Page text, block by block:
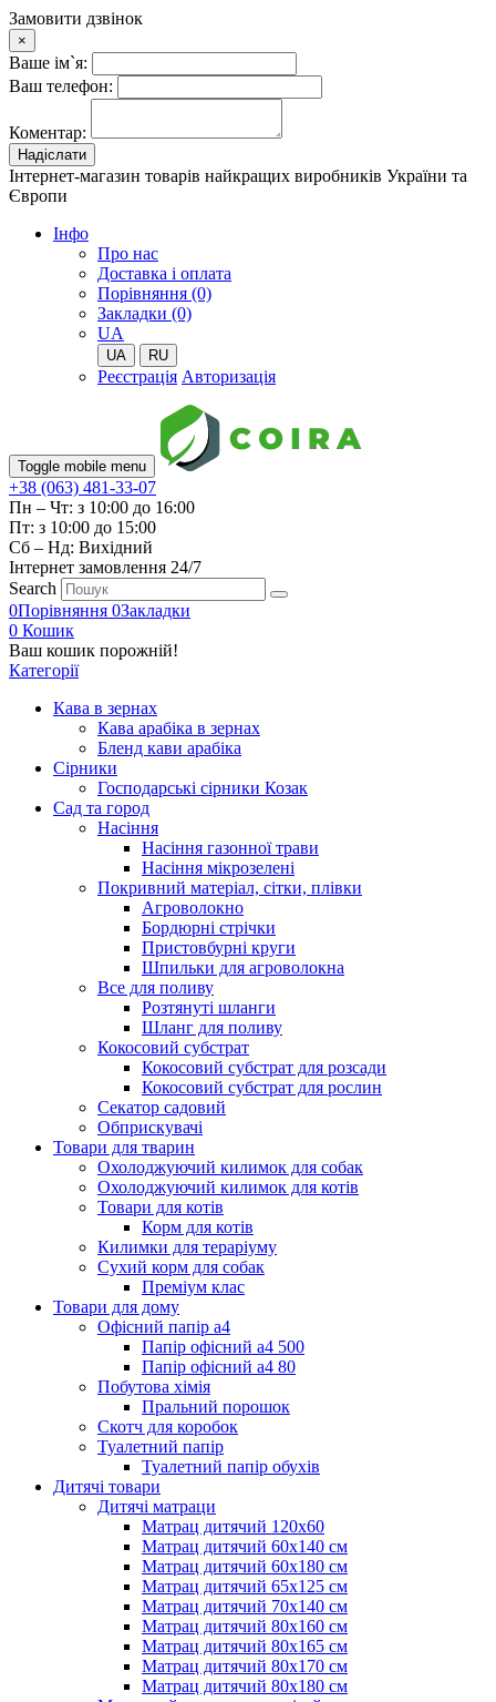
Замовити дзвінок
×
Ваше ім`я:
Ваш телефон:
Коментар:
Надіслати
Інтернет-магазин товарів найкращих виробників України та
Європи
Iнфо
Про нас
Доставка і оплата
Порівняння (0)
Закладки (0)
UA
UA RU
Реєстрація Авторизація
Toggle mobile menu
+38 (063) 481-33-07
Пн – Чт: з 10:00 до 16:00
Пт: з 10:00 до 15:00
Сб – Нд: Вихідний
Інтернет замовлення 24/7
Search
0Порівняння 0Закладки
0 Кошик
Ваш кошик порожній!
Категорії
Кава в зернах
Кава арабіка в зернах
Бленд кави арабіка
Сірники
Господарські сірники Козак
Сад та город
Насіння
Насіння газонної трави
Насіння мікрозелені
Покривний матеріал, сітки, плівки
Агроволокно
Бордюрні стрічки
Пристовбурні круги
Шпильки для агроволокна
Все для поливу
Розтянуті шланги
Шланг для поливу
Кокосовий субстрат
Кокосовий субстрат для розсади
Кокосовий субстрат для рослин
Секатор садовий
Обприскувачі
Товари для тварин
Охолоджуючий килимок для собак
Охолоджуючий килимок для котів
Товари для котів
Корм для котів
Килимки для тераріуму
Сухий корм для собак
Преміум клас
Товари для дому
Офісний папір а4
Папір офісний а4 500
Папір офісний а4 80
Побутова хімія
Пральний порошок
Скотч для коробок
Туалетний папір
Туалетний папір обухів
Дитячі товари
Дитячі матраци
Матрац дитячий 120х60
Матрац дитячий 60х140 см
Матрац дитячий 60х180 см
Матрац дитячий 65х125 см
Матрац дитячий 70х140 см
Матрац дитячий 80х160 см
Матрац дитячий 80х165 см
Матрац дитячий 80х170 см
Матрац дитячий 80х180 см